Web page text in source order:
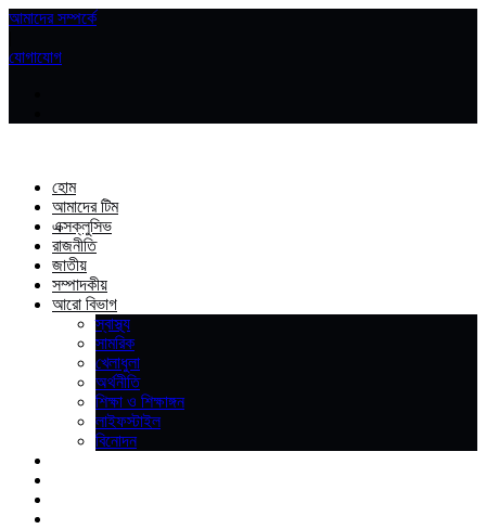
আমাদের সম্পর্কে
যোগাযোগ
হোম
আমাদের টিম
এক্সক্লুসিভ
রাজনীতি
জাতীয়
সম্পাদকীয়
আরো বিভাগ
স্বাস্থ্য
সামরিক
খেলাধুলা
অর্থনীতি
শিক্ষা ও শিক্ষাঙ্গন
লাইফস্টাইল
বিনোদন